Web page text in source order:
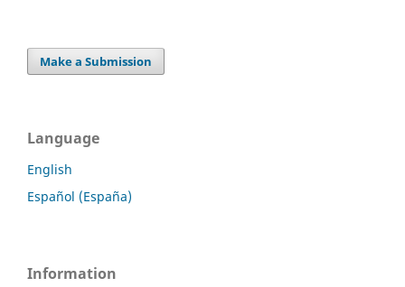
Make a Submission
Language
English
Español (España)
Information